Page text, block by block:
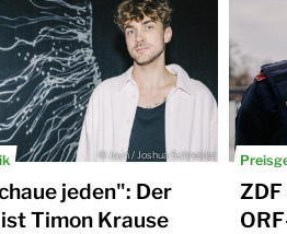
© Joyn / Joshua Schneider
jeden": Der
Timon Krause